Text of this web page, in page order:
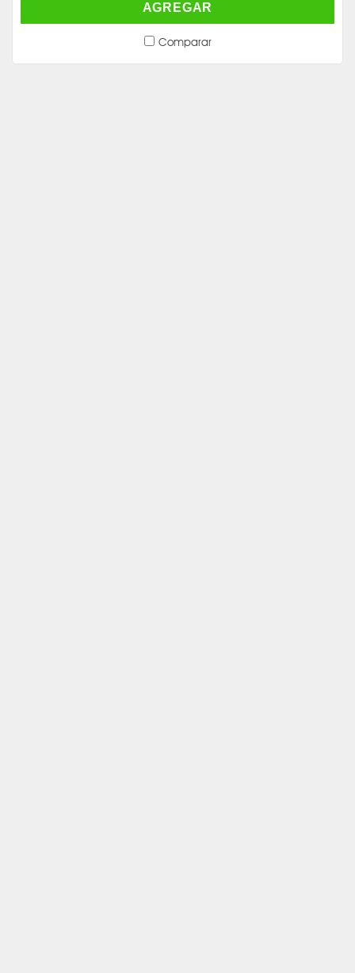
AGREGAR
Comparar